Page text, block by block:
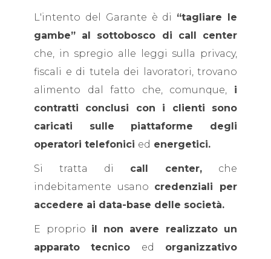
L'intento del Garante è di “tagliare le
gambe” al sottobosco di call center
che, in spregio alle leggi sulla privacy,
fiscali e di tutela dei lavoratori, trovano
alimento dal fatto che, comunque, i
contratti conclusi con i clienti sono
caricati sulle piattaforme degli
operatori telefonici ed energetici.
Si tratta di call center, che
indebitamente usano credenziali per
accedere ai data-base delle società.
E proprio il
non avere realizzato un
apparato tecnico ed organizzativo